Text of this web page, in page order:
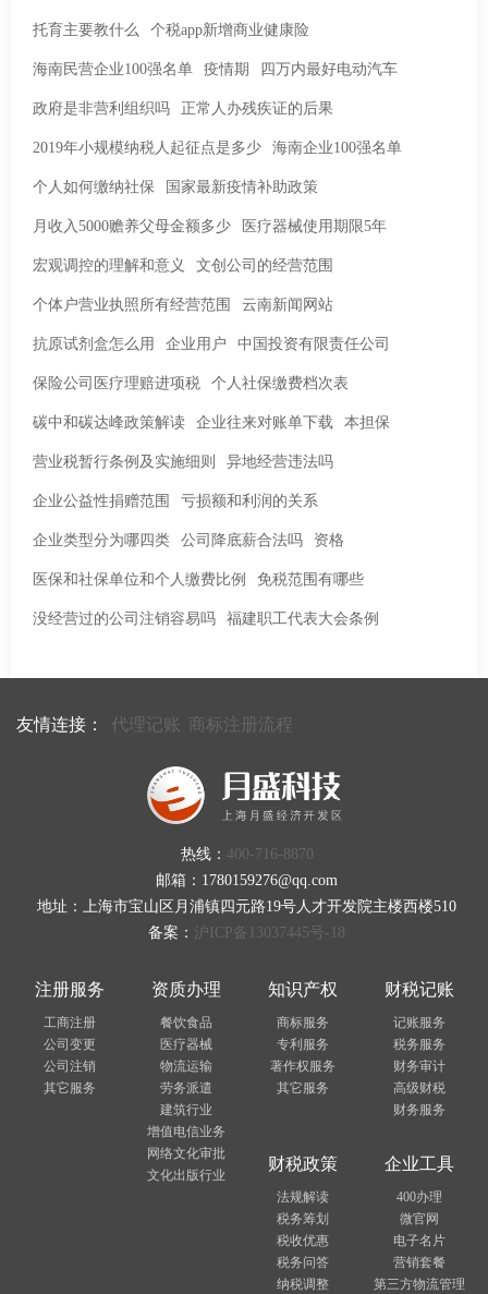
托育主要教什么 个税app新增商业健康险
海南民营企业100强名单 疫情期 四万内最好电动汽车
政府是非营利组织吗 正常人办残疾证的后果
2019年小规模纳税人起征点是多少 海南企业100强名单
个人如何缴纳社保 国家最新疫情补助政策
月收入5000赡养父母金额多少 医疗器械使用期限5年
宏观调控的理解和意义 文创公司的经营范围
个体户营业执照所有经营范围 云南新闻网站
抗原试剂盒怎么用 企业用户 中国投资有限责任公司
保险公司医疗理赔进项税 个人社保缴费档次表
碳中和碳达峰政策解读 企业往来对账单下载 本担保
营业税暂行条例及实施细则 异地经营违法吗
企业公益性捐赠范围 亏损额和利润的关系
企业类型分为哪四类 公司降底薪合法吗 资格
医保和社保单位和个人缴费比例 免税范围有哪些
没经营过的公司注销容易吗 福建职工代表大会条例
友情连接： 代理记账 商标注册流程
热线： 400-716-8870
邮箱：1780159276@qq.com
地址：上海市宝山区月浦镇四元路19号人才开发院主楼西楼510
备案： 沪ICP备13037445号-18
注册服务
工商注册
公司变更
公司注销
其它服务
资质办理
餐饮食品
医疗器械
物流运输
劳务派遣
建筑行业
增值电信业务
网络文化审批
文化出版行业
知识产权
商标服务
专利服务
著作权服务
其它服务
财税记账
记账服务
税务服务
财务审计
高级财税
财务服务
财税政策
法规解读
税务筹划
税收优惠
税务问答
纳税调整
企业工具
400办理
微官网
电子名片
营销套餐
第三方物流管理